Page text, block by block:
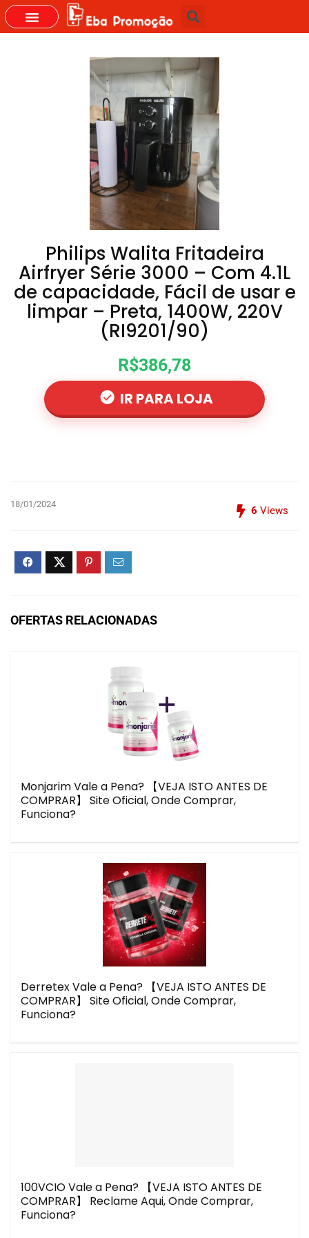
Philips Walita Fritadeira
Airfryer Série 3000 – Com 4.1L
de capacidade, Fácil de usar e
limpar – Preta, 1400W, 220V
(RI9201/90)
R$386,78
IR PARA LOJA
18/01/2024
6 Views
OFERTAS RELACIONADAS
Monjarim Vale a Pena? 【VEJA ISTO ANTES DE
COMPRAR】 Site Oficial, Onde Comprar,
Funciona?
Derretex Vale a Pena? 【VEJA ISTO ANTES DE
COMPRAR】 Site Oficial, Onde Comprar,
Funciona?
100VCIO Vale a Pena? 【VEJA ISTO ANTES DE
COMPRAR】 Reclame Aqui, Onde Comprar,
Funciona?